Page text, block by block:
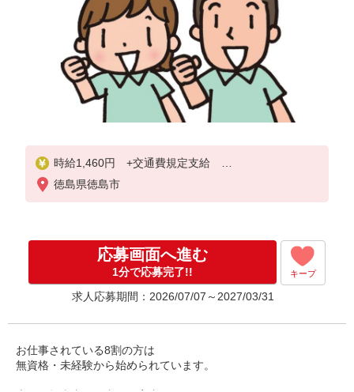
時給1,460円 +交通費規定支給
給与月収例
176,295円〜
徳島県徳島市
応募画面へ進む
1分で応募完了!! キープ
求人応募期間：2026/07/07～2027/03/31
お仕事されている8割の方は
無資格・未経験から始められています。